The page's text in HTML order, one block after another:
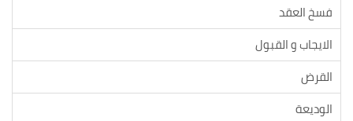
فسخ العقد
الايجاب و القبول
القرض
الوديعة